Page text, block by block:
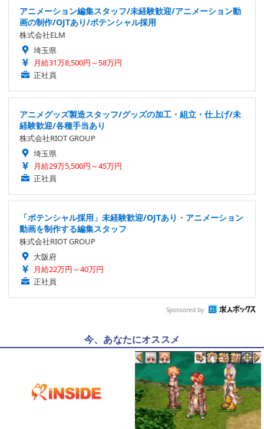
アニメーション編集スタッフ/未経験歓迎/アニメーション動
画の制作/OJTあり/ポテンシャル採用
株式会社ELM
埼玉県
月給31万8,500円～58万円
正社員
アニメグッズ製造スタッフ/グッズの加工・組立・仕上げ/未
経験歓迎/各種手当あり
株式会社RIOT GROUP
埼玉県
月給29万5,500円～45万円
正社員
「ポテンシャル採用」未経験歓迎/OJTあり・アニメーション
動画を制作する編集スタッフ
株式会社RIOT GROUP
大阪府
月給22万円～40万円
正社員
Sponsored by
今、あなたにオススメ